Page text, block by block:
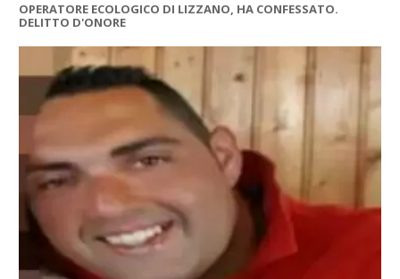
OPERATORE ECOLOGICO DI LIZZANO, HA CONFESSATO.
DELITTO D'ONORE